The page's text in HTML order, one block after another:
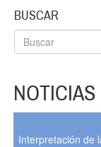
BUSCAR
NOTICIAS
Interpretación de